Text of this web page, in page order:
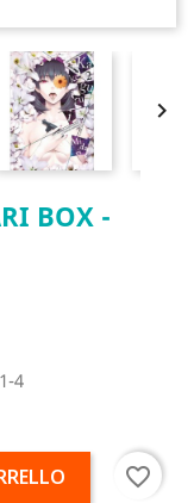

BOX -
4
favorite_border